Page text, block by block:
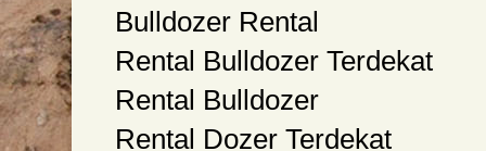
Bulldozer Rental
Rental Bulldozer Terdekat
Rental Bulldozer
Rental Dozer Terdekat